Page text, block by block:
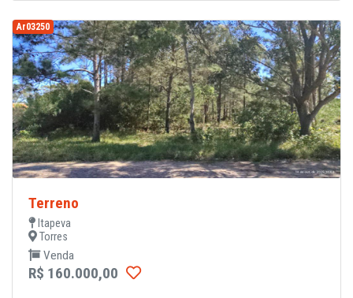
Ar03250
Terreno
Itapeva
Torres
Venda
R$ 160.000,00